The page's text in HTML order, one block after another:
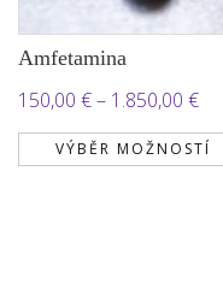
Amfetamina
150,00 €– 1.850,00 €
VÝBĚR MOŽNOSTÍ